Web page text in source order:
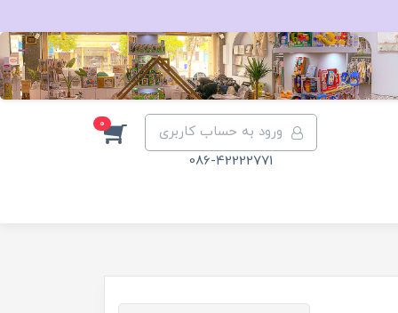
ورود به حساب کاربری
086-42222771
0